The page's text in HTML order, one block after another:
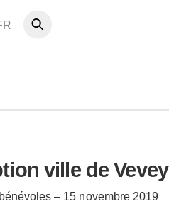
ville de Vevey
– 15 novembre 2019